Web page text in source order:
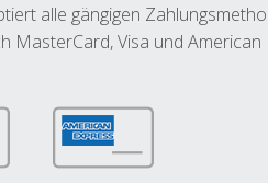
alle gängigen
MasterCard, Visa und American